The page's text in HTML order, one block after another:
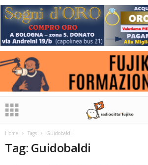
Home Tags Guidobaldi
Tag: Guidobaldi